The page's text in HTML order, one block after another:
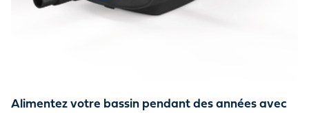
Alimentez votre bassin pendant des années avec